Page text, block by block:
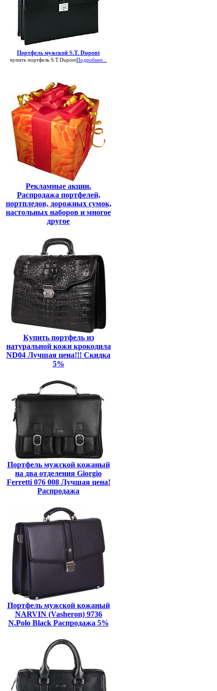
Портфель мужской S.T. Dupont
купить портфель S.T.DupontПодробнее...
Рекламные акции.
Распродажа портфелей,
портпледов, дорожных сумок,
настольных наборов и многое
другое
Купить портфель из
натуральной кожи крокодила
ND04 Лучшая цена!!! Скидка
5%
Портфель мужской кожаный
на два отделения Giorgio
Ferretti 076 008 Лучшая цена!
Распродажа
Портфель мужской кожаный
NARVIN (Vasheron) 9736
N.Polo Black Распродажа 5%